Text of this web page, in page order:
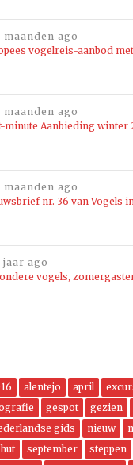
maanden ago
vogelreis-aanbod
maanden ago
minute Aanbieding winter
maanden ago
nr. 36 van Vogels
jaar ago
vogels,
alentejo april
gespot gezien
gids nieuw
september steppen